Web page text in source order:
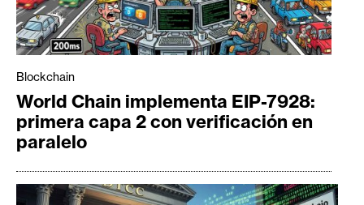
Blockchain
World Chain implementa EIP-7928:
primera capa 2 con verificación en
paralelo